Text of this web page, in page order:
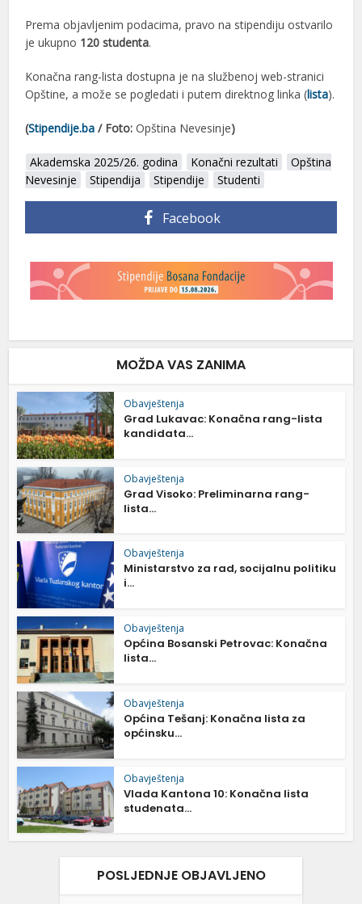
Prema objavljenim podacima, pravo na stipendiju ostvarilo
je ukupno 120 studenta.
Konačna rang-lista dostupna je na službenoj web-stranici
Opštine, a može se pogledati i putem direktnog linka (lista).
(Stipendije.ba / Foto: Opština Nevesinje)
Akademska 2025/26. godina Konačni rezultati
Opština
Nevesinje
Stipendija Stipendije Studenti
Facebook
MOŽDA VAS ZANIMA
Obavještenja
Grad Lukavac: Konačna rang-lista
kandidata...
Obavještenja
Grad Visoko: Preliminarna rang-
lista...
Obavještenja
Ministarstvo za rad, socijalnu politiku
i...
Obavještenja
Općina Bosanski Petrovac: Konačna
lista...
Obavještenja
Općina Tešanj: Konačna lista za
općinsku...
Obavještenja
Vlada Kantona 10: Konačna lista
studenata...
POSLJEDNJE OBJAVLJENO